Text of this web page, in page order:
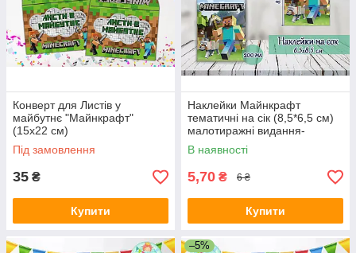
Конверт для Листів у
майбутнє "Майнкрафт"
(15х22 см)
Під замовлення
35 ₴
Купити
Наклейки Майнкрафт
тематичні на сік (8,5*6,5 см)
малотиражні видання-
В наявності
5,70 ₴ 6 ₴
Купити
–5%